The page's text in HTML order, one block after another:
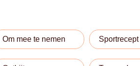
Om mee te nemen Sportrecept